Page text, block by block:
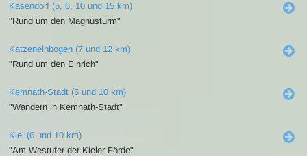
Kasendorf (5, 6, 10 und 15 km)
"Rund um den Magnusturm"
Katzenelnbogen (7 und 12 km)
"Rund um den Einrich"
Kemnath-Stadt (5 und 10 km)
"Wandern in Kemnath-Stadt"
Kiel (6 und 10 km)
"Am Westufer der Kieler Förde"